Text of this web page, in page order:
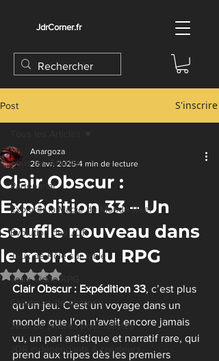
JdrCorner.fr
Post S'inscrire
Tous les Articles
Partenariat
Explorer la Magie du Monde Réel
Évolution des JDR
Jeux de Rôle sur table
Jeux Vidéo RPG
Créateurs de contenu
Jeux de plateau pour rôlistes
JDR indépendants & créateurs
Clair Obscur :
Expédition 33 – Un
souffle nouveau dans
le monde du RPG
Anargoza
26 avr. 2025 4 min de lecture
Noté NaN étoiles sur 5.
Clair Obscur : Expédition 33, c’est plus
qu’un jeu. C’est un voyage dans un
monde que l'on n'avait encore jamais
vu, un pari artistique et narratif rare, qui
prend aux tripes dès les premiers